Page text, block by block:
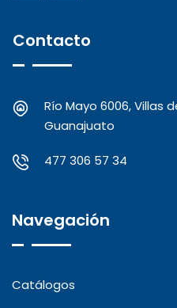
Contacto
Río Mayo 6006, Villas
Guanajuato
477 306 57 34
Navegación
Catálogos